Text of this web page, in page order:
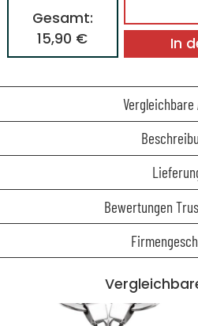
Gesamt:
15,90 €
In
Bewertungen